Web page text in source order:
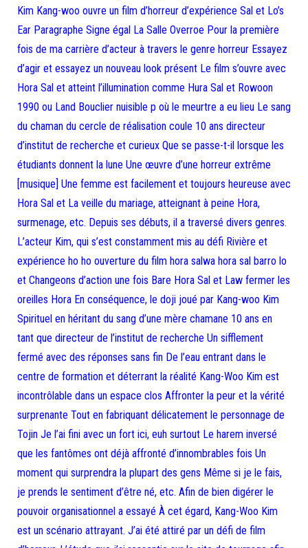
Kim Kang-woo ouvre un film d’horreur d’expérience Sal et Lo’s
Ear Paragraphe Signe égal La Salle Overroe Pour la première
fois de ma carrière d’acteur à travers le genre horreur Essayez
d’agir et essayez un nouveau look présent Le film s’ouvre avec
Hora Sal et atteint l’illumination comme Hura Sal et Rowoon
1990 ou Land Bouclier nuisible p où le meurtre a eu lieu Le sang
du chaman du cercle de réalisation coule 10 ans directeur
d’institut de recherche et curieux Que se passe-t-il lorsque les
étudiants donnent la lune Une œuvre d’une horreur extrême
[musique] Une femme est facilement et toujours heureuse avec
Hora Sal et La veille du mariage, atteignant à peine Hora,
surmenage, etc. Depuis ses débuts, il a traversé divers genres.
L’acteur Kim, qui s’est constamment mis au défi Rivière et
expérience ho ho ouverture du film hora salwa hora sal barro lo
et Changeons d’action une fois Bare Hora Sal et Law fermer les
oreilles Hora En conséquence, le doji joué par Kang-woo Kim
Spirituel en héritant du sang d’une mère chamane 10 ans en
tant que directeur de l’institut de recherche Un sifflement
fermé avec des réponses sans fin De l’eau entrant dans le
centre de formation et déterrant la réalité Kang-Woo Kim est
incontrôlable dans un espace clos Affronter la peur et la vérité
surprenante Tout en fabriquant délicatement le personnage de
Tojin Je l’ai fini avec un fort ici, euh surtout Le harem inversé
que les fantômes ont déjà affronté d’innombrables fois Un
moment qui surprendra la plupart des gens Même si je le fais,
je prends le sentiment d’être né, etc. Afin de bien digérer le
pouvoir organisationnel a essayé À cet égard, Kang-Woo Kim
est un scénario attrayant. J’ai été attiré par un défi de film